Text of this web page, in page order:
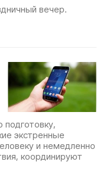
вечер.
экстренные
и немедленно
координируют